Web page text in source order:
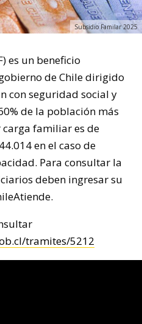
Subsidio Familar 2025
es un beneficio
de Chile dirigido
con seguridad social y
de la población más
familiar es de
en el caso de
Para consultar la
deben ingresar su
tramites/5212